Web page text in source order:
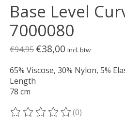
Base Level
7000080
€94,95 €38,00 Incl. btw
65% Viscose, 30% Nylon, 5%
Length
78 cm
De beoordeling van dit product
(0)